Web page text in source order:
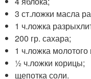
3 ст.ложки масла
1 ч.ложка
200 гр. сахара;
1 ч.ложка
½ ч.ложки корицы;
щепотка соли.